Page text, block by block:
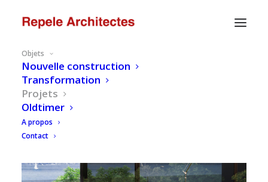
Objets
Nouvelle construction
Transformation
Projets
Oldtimer
A propos
Contact